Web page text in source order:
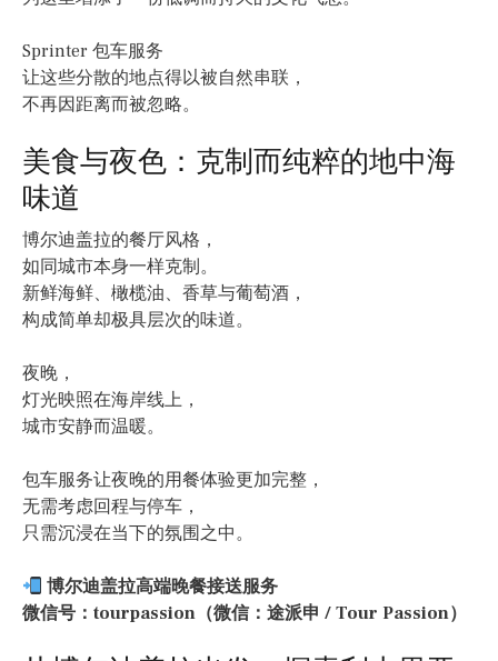
Sprinter 包车服务
让这些分散的地点得以被自然串联，
不再因距离而被忽略。
美食与夜色：克制而纯粹的地中海
味道
博尔迪盖拉的餐厅风格，
如同城市本身一样克制。
新鲜海鲜、橄榄油、香草与葡萄酒，
构成简单却极具层次的味道。
夜晚，
灯光映照在海岸线上，
城市安静而温暖。
包车服务让夜晚的用餐体验更加完整，
无需考虑回程与停车，
只需沉浸在当下的氛围之中。
博尔迪盖拉高端晚餐接送服务
微信号：tourpassion（微信：途派申 / Tour Passion）